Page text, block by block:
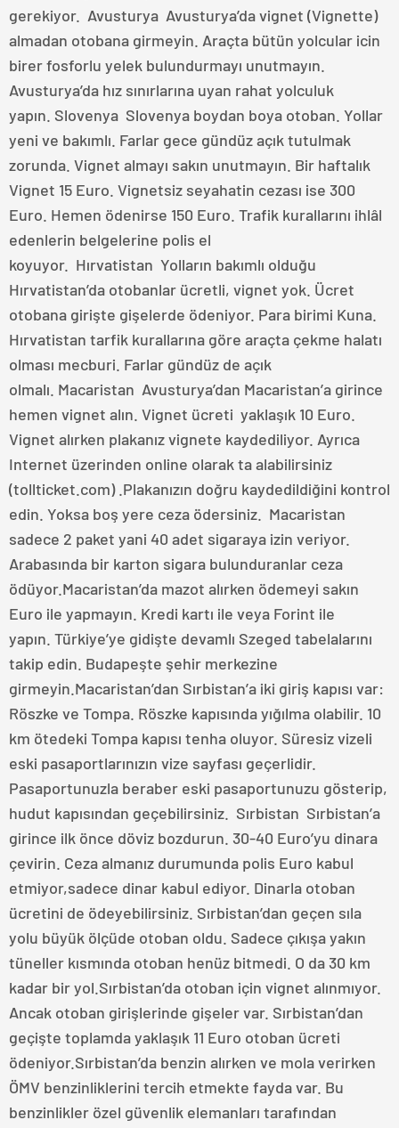
gerekiyor. Avusturya Avusturya’da vignet (Vignette)
almadan otobana girmeyin. Araçta bütün yolcular icin
birer fosforlu yelek bulundurmayı unutmayın.
Avusturya’da hız sınırlarına uyan rahat yolculuk
yapın. Slovenya Slovenya boydan boya otoban. Yollar
yeni ve bakımlı. Farlar gece gündüz açık tutulmak
zorunda. Vignet almayı sakın unutmayın. Bir haftalık
Vignet 15 Euro. Vignetsiz seyahatin cezası ise 300
Euro. Hemen ödenirse 150 Euro. Trafik kurallarını ihlâl
edenlerin belgelerine polis el
koyuyor. Hırvatistan Yolların bakımlı olduğu
Hırvatistan’da otobanlar ücretli, vignet yok. Ücret
otobana girişte gişelerde ödeniyor. Para birimi Kuna.
Hırvatistan tarfik kurallarına göre araçta çekme halatı
olması mecburi. Farlar gündüz de açık
olmalı. Macaristan Avusturya’dan Macaristan’a girince
hemen vignet alın. Vignet ücreti yaklaşık 10 Euro.
Vignet alırken plakanız vignete kaydediliyor. Ayrıca
Internet üzerinden online olarak ta alabilirsiniz
(tollticket.com) .Plakanızın doğru kaydedildiğini kontrol
edin. Yoksa boş yere ceza ödersiniz. Macaristan
sadece 2 paket yani 40 adet sigaraya izin veriyor.
Arabasında bir karton sigara bulunduranlar ceza
ödüyor.Macaristan’da mazot alırken ödemeyi sakın
Euro ile yapmayın. Kredi kartı ile veya Forint ile
yapın. Türkiye’ye gidişte devamlı Szeged tabelalarını
takip edin. Budapeşte şehir merkezine
girmeyin.Macaristan’dan Sırbistan’a iki giriş kapısı var:
Röszke ve Tompa. Röszke kapısında yığılma olabilir. 10
km ötedeki Tompa kapısı tenha oluyor. Süresiz vizeli
eski pasaportlarınızın vize sayfası geçerlidir.
Pasaportunuzla beraber eski pasaportunuzu gösterip,
hudut kapısından geçebilirsiniz. Sırbistan Sırbistan’a
girince ilk önce döviz bozdurun. 30-40 Euro’yu dinara
çevirin. Ceza almanız durumunda polis Euro kabul
etmiyor,sadece dinar kabul ediyor. Dinarla otoban
ücretini de ödeyebilirsiniz. Sırbistan’dan geçen sıla
yolu büyük ölçüde otoban oldu. Sadece çıkışa yakın
tüneller kısmında otoban henüz bitmedi. O da 30 km
kadar bir yol.Sırbistan’da otoban için vignet alınmıyor.
Ancak otoban girişlerinde gişeler var. Sırbistan’dan
geçişte toplamda yaklaşık 11 Euro otoban ücreti
ödeniyor.Sırbistan’da benzin alırken ve mola verirken
ÖMV benzinliklerini tercih etmekte fayda var. Bu
benzinlikler özel güvenlik elemanları tarafından